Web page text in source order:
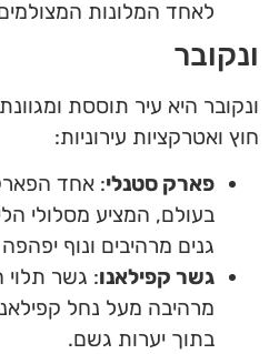
לאחד המלונות
ונקובר
ונקובר היא עיר תוססת
חוץ ואטרקציות עירוניות:
פארק סטנלי: אחד
בעולם, המציע מסלולי
גנים מרהיבים ונוף
גשר קפילאנו: גשר תלוי
מרהיבה מעל נחל
בתוך יערות גשם.